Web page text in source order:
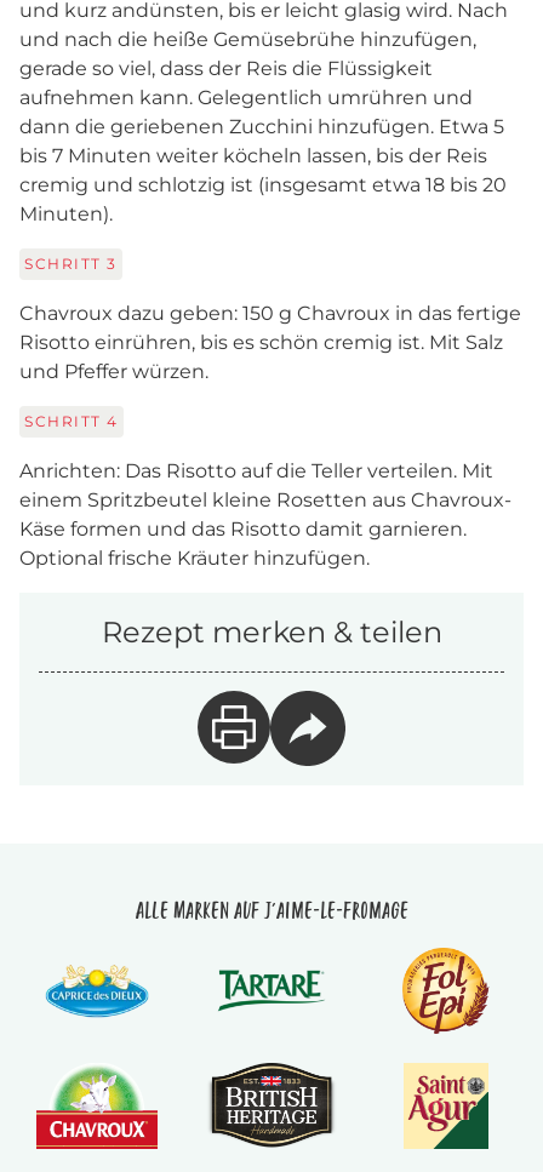
und kurz andünsten, bis er leicht glasig wird. Nach
und nach die heiße Gemüsebrühe hinzufügen,
gerade so viel, dass der Reis die Flüssigkeit
aufnehmen kann. Gelegentlich umrühren und
dann die geriebenen Zucchini hinzufügen. Etwa 5
bis 7 Minuten weiter köcheln lassen, bis der Reis
cremig und schlotzig ist (insgesamt etwa 18 bis 20
Minuten).
SCHRITT 3
Chavroux dazu geben: 150 g Chavroux in das fertige
Risotto einrühren, bis es schön cremig ist. Mit Salz
und Pfeffer würzen.
SCHRITT 4
Anrichten: Das Risotto auf die Teller verteilen. Mit
einem Spritzbeutel kleine Rosetten aus Chavroux-
Käse formen und das Risotto damit garnieren.
Optional frische Kräuter hinzufügen.
Rezept merken & teilen
Alle Marken auf J'aime-le-fromage